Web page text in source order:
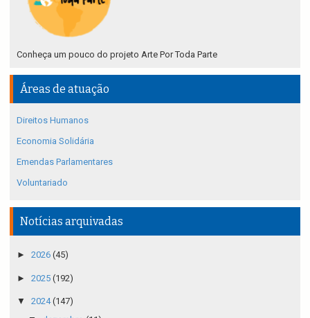
Conheça um pouco do projeto Arte Por Toda Parte
Áreas de atuação
Direitos Humanos
Economia Solidária
Emendas Parlamentares
Voluntariado
Notícias arquivadas
► 2026 (45)
► 2025 (192)
▼ 2024(147)